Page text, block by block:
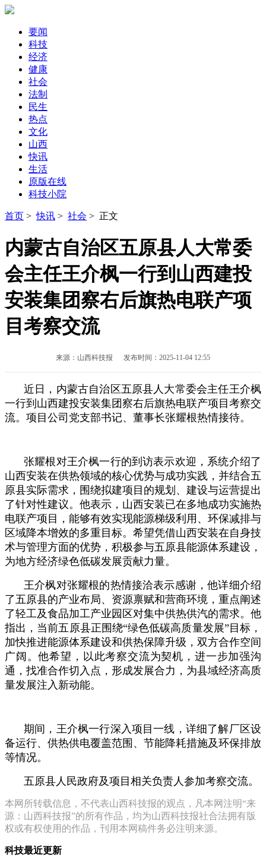
要闻
科技
经济
健康
社会
法制
民生
热点
文化
山西
快讯
生活
原版在线
科技小院
首页 >快讯 > 社会 > 正文
内蒙古自治区五原县人大常委
会主任王介枫一行到山西建投
安装集团察右后旗热电联产项
目考察交流
来源：山西科技报 发布时间：2025-11-04 12:55
近日，内蒙古自治区五原县人大常委会主任王介枫
一行到山西建投安装集团察右后旗热电联产项目考察交
流。项目公司党支部书记、董事长张耀根热情接待。
张耀根对王介枫一行的到访表示欢迎，系统介绍了
山西安装在供热领域的核心优势与成功实践，并结合五
原县实际需求，围绕拟建项目的规划、建设与运营提出
了针对性建议。他表示，山西安装已在多地成功实施热
电联产项目，能够有效实现能源梯级利用、环保减排与
区域降本增效的多重目标。希望凭借山西安装在自身技
术与管理方面的优势，积极参与五原县能源体系建设，
为地方经济绿色低碳发展贡献力量。
王介枫对张耀根的热情接洽表示感谢，他详细介绍
了五原县的产业布局、资源禀赋和营商环境，重点阐述
了轻工及食品加工产业园区对集中供热供汽的需求。他
指出，当前五原县正围绕“绿色低碳高质量发展”目标，
加快推进能源体系建设和供热保障升级，双方合作空间
广阔。他希望，以此考察交流为契机，进一步加强沟
通，找准合作切入点，形成发展合力，为县域经济高质
量发展注入新动能。
期间，王介枫一行深入项目一线，详细了解厂区设
备运行、供热供电覆盖范围、节能降耗措施及环保排放
等情况。
五原县人民政府及项目相关负责人参加考察交流。
本网所转载信息，不代表山西科技报的观点，凡本网注明“来
源：山西科技报”的所有作品，均为山西科技报社合法拥有版
权或有权使用的作品，刊用本网稿件务必注明来源。
科技最近更新